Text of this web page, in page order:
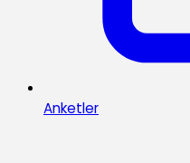
Anketler